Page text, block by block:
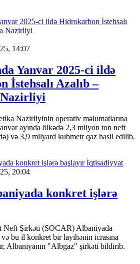
14:07
Yanvar 2025-ci ildə
İstehsalı Azalıb –
Nazirliyinin operativ məlumatlarına
ayında ölkədə 2,3 milyon ton neft
və 3,9 milyard kubmetr qaz hasil edilib.
İqtisadiyyat
20:04
konkret işlərə
Neft Şirkəti (SOCAR) Albaniyada
bu il konkret bir layihənin icrasına
Albaniyanın "Albgaz" şirkəti bildirib.